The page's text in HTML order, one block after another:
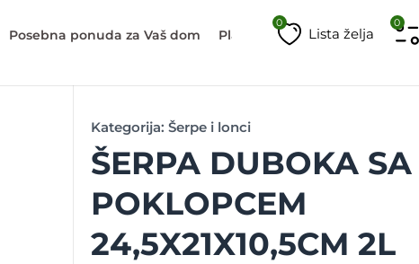
0
Lista želja
0
Posebna ponuda za Vaš dom Plažni program Televizori i
Kategorija: Šerpe i lonci
ŠERPA DUBOKA SA
POKLOPCEM
24,5X21X10,5CM 2L